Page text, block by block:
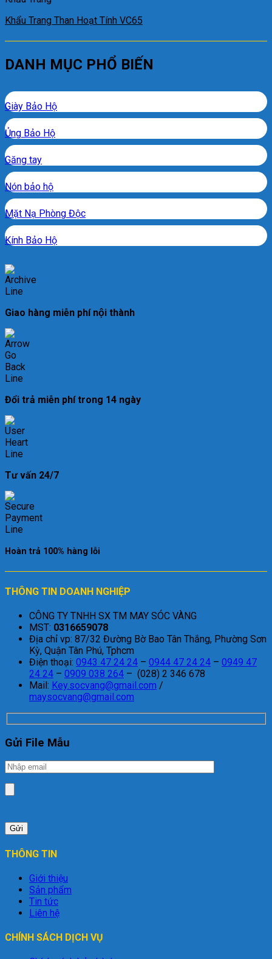
Khẩu Trang Than Hoạt Tính VC65
DANH MỤC PHỔ BIẾN
Giày Bảo Hộ
Ủng Bảo Hộ
Găng tay
Nón bảo hộ
Mặt Nạ Phòng Độc
Kính Bảo Hộ
Giao hàng miễn phí nội thành
Đổi trả miễn phí trong 14 ngày
Tư vấn 24/7
Hoàn trả 100% hàng lỗi
THÔNG TIN DOANH NGHIỆP
CÔNG TY TNHH SX TM MAY SÓC VÀNG
MST: 0316659078
Địa chỉ vp: 87/32 Đường Bờ Bao Tân Thắng, Phường Sơn
Kỳ, Quận Tân Phú, Tphcm
Điện thoại: 0943 47 24 24 – 0944 47 24 24 – 0949 47
24 24 – 0909 038 264 – (028) 2 346 678
Mail: Key.socvang@gmail.com /
maysocvang@gmail.com
Gửi File Mẫu
THÔNG TIN
Giới thiệu
Sản phẩm
Tin tức
Liên hệ
CHÍNH SÁCH DỊCH VỤ